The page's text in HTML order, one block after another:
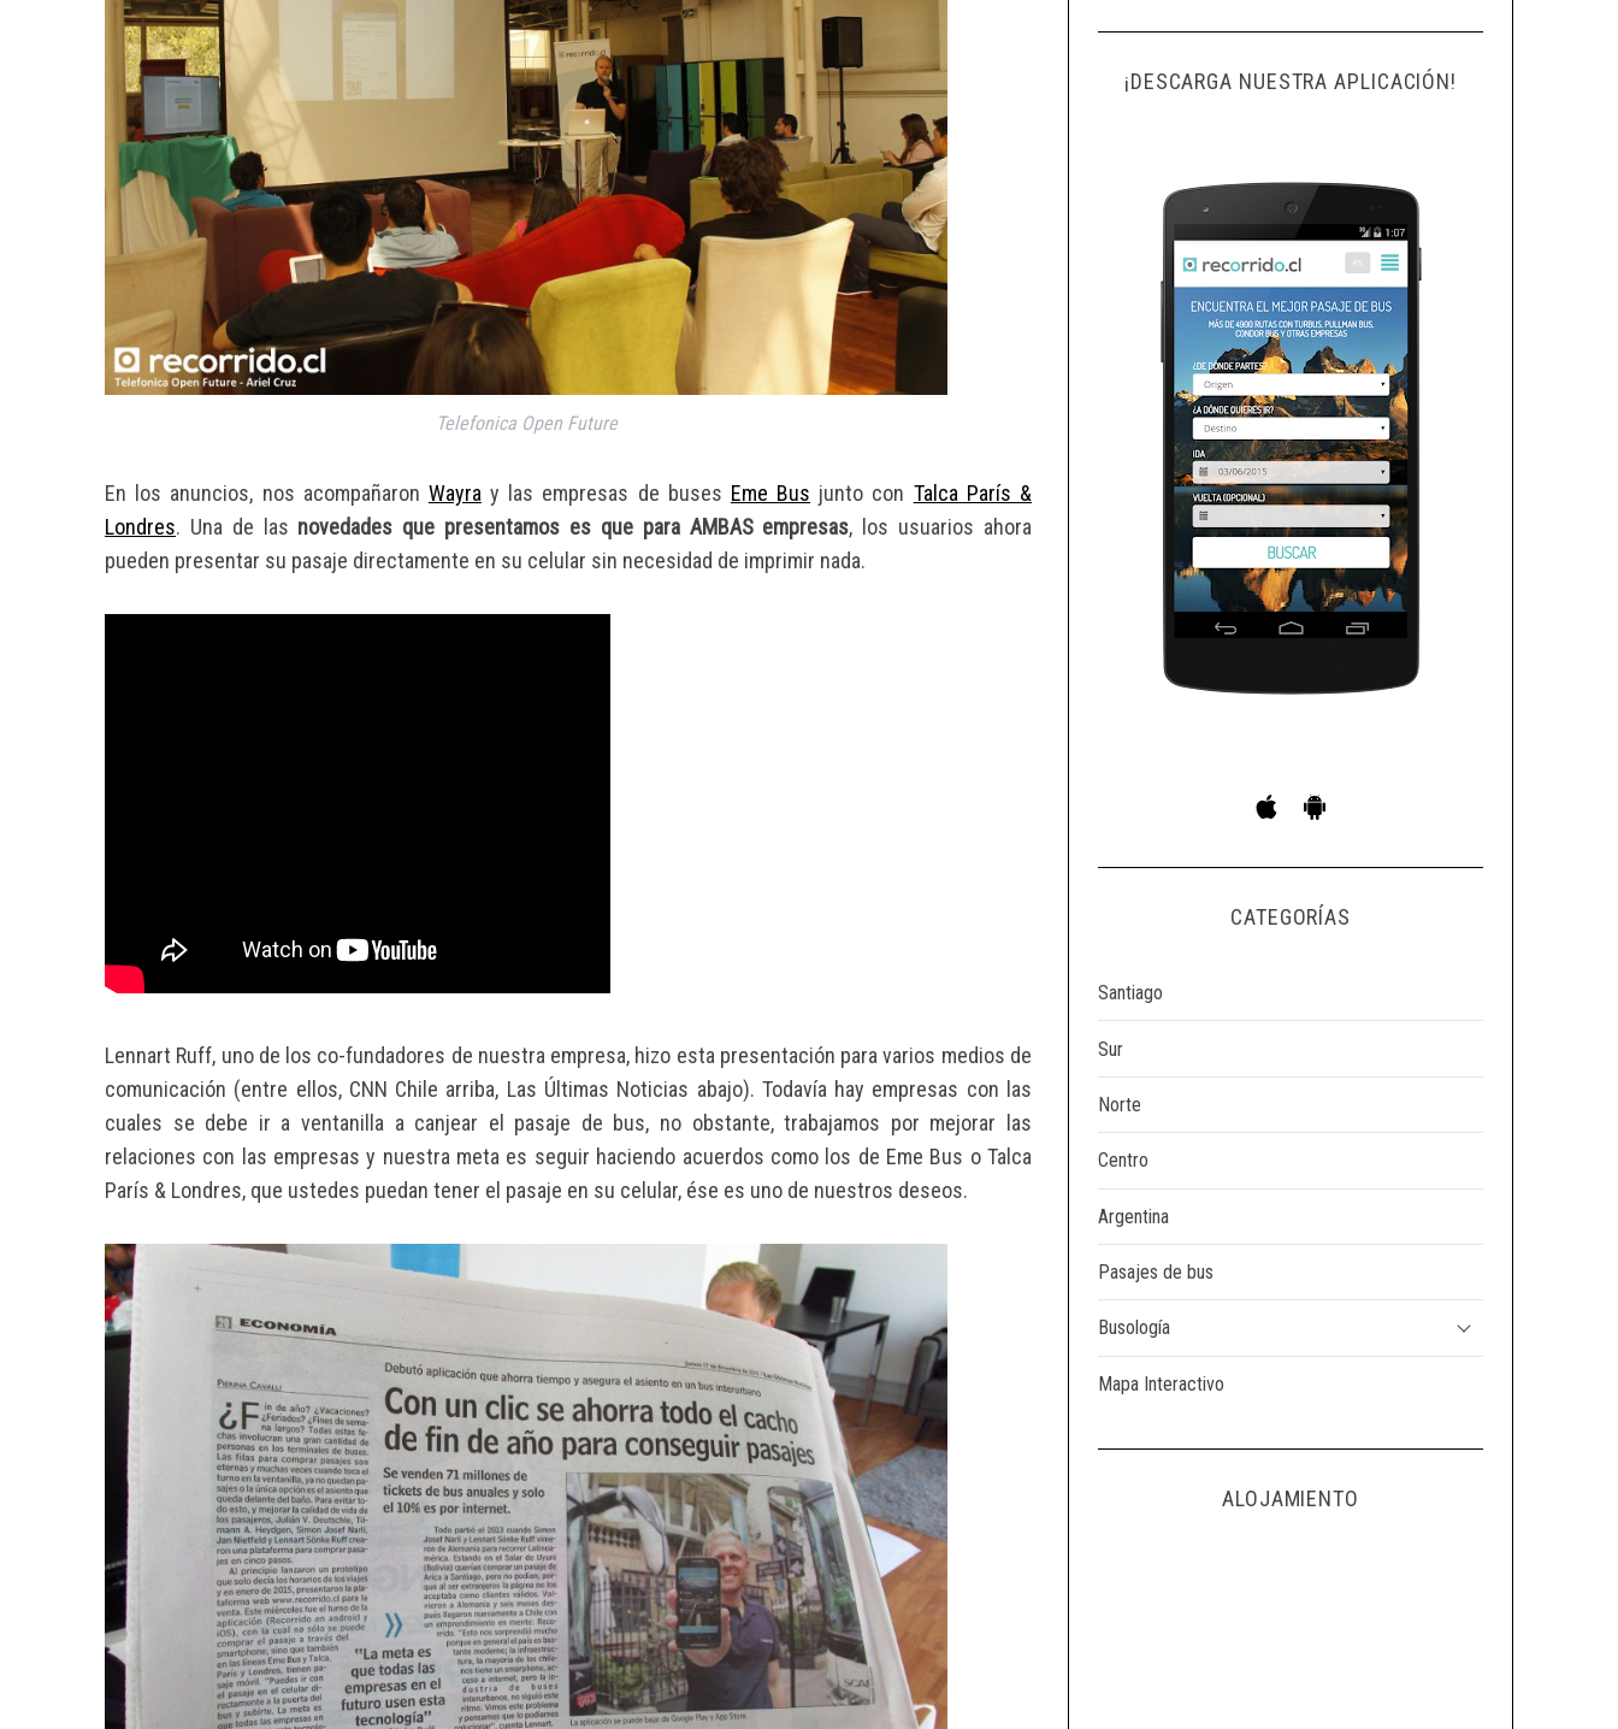
Telefonica Open Future
En los anuncios, nos acompañaron Wayra y las empresas de buses Eme Bus junto con Talca París &
Londres. Una de las novedades que presentamos es que para AMBAS empresas, los usuarios ahora
pueden presentar su pasaje directamente en su celular sin necesidad de imprimir nada.
Lennart Ruff, uno de los co-fundadores de nuestra empresa, hizo esta presentación para varios medios de
comunicación (entre ellos, CNN Chile arriba, Las Últimas Noticias abajo). Todavía hay empresas con las
cuales se debe ir a ventanilla a canjear el pasaje de bus, no obstante, trabajamos por mejorar las
relaciones con las empresas y nuestra meta es seguir haciendo acuerdos como los de Eme Bus o Talca
París & Londres, que ustedes puedan tener el pasaje en su celular, ése es uno de nuestros deseos.
¡DESCARGA NUESTRA APLICACIÓN!
CATEGORÍAS
Santiago
Sur
Norte
Centro
Argentina
Pasajes de bus
Busología
Mapa Interactivo
ALOJAMIENTO
r
h
o
: